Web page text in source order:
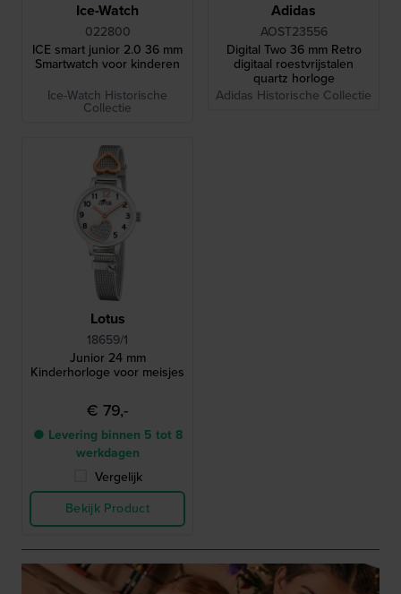
Ice-Watch
022800
ICE smart junior 2.0 36 mm
Smartwatch voor kinderen
Ice-Watch Historische
Collectie
Adidas
AOST23556
Digital Two 36 mm Retro
digitaal roestvrijstalen
quartz horloge
Adidas Historische Collectie
Lotus
18659/1
Junior 24 mm
Kinderhorloge voor meisjes
€ 79,-
● Levering binnen 5 tot 8
werkdagen
Vergelijk
Bekijk Product